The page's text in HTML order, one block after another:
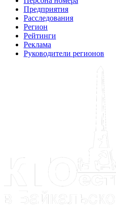
Предприятия
Расследования
Регион
Рейтинги
Реклама
Руководители регионов